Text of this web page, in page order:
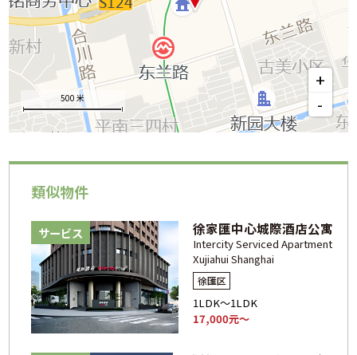
500 米
+
-
類似物件
サービス 徐家匯中心城際酒店公寓
Intercity Serviced Apartment
Xujiahui Shanghai
徐匯区
1LDK～1LDK
17,000元～